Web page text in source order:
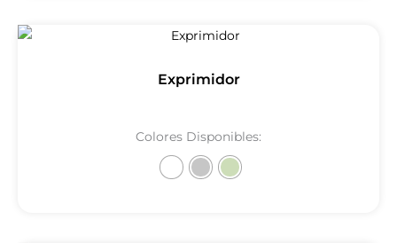
Exprimidor
Colores Disponibles: